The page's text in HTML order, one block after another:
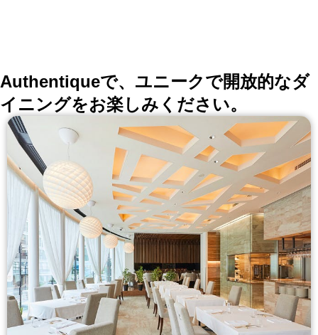
Authentiqueで、ユニークで開放的なダ
イニングをお楽しみください。